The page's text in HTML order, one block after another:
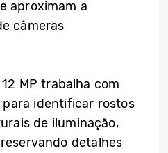
aproximam a
câmeras
MP trabalha com
identificar rostos
de iluminação,
detalhes